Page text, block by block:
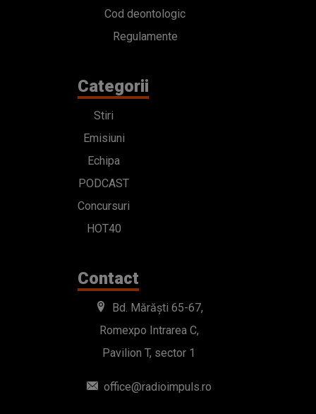
Cod deontologic
Regulamente
Categorii
Stiri
Emisiuni
Echipa
PODCAST
Concursuri
HOT40
Contact
Bd. Mărăști 65-67,
Romexpo Intrarea C,
Pavilion T, sector 1
office@radioimpuls.ro